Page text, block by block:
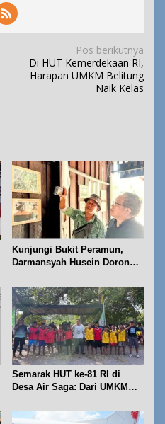
Pos berikutnya
Di HUT Kemerdekaan RI,
Harapan UMKM Belitung
Naik Kelas
Kunjungi Bukit Peramun,
Darmansyah Husein Dorong
Semarak HUT ke-81 RI di
Desa Air Saga: Dari UMKM